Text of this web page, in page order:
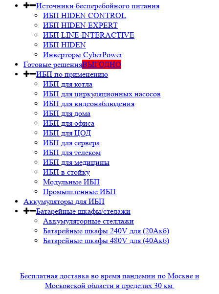
Источники бесперебойного питания
ИБП HIDEN CONTROL
ИБП HIDEN EXPERT
ИБП LINE-INTERACTIVE
ИБП HIDEN
Инверторы CyberPower
Готовые решенияВЫГОДНО
ИБП по применению
ИБП для котла
ИБП для циркуляционных насосов
ИБП для видеонаблюдения
ИБП для дома
ИБП для офиса
ИБП для ЦОД
ИБП для сервера
ИБП для телеком
ИБП для медицины
ИБП в стойку
Модульные ИБП
Промышленные ИБП
Аккумуляторы для ИБП
Батарейные шкафы/стелажи
Аккумуляторные стеллажи
Батарейные шкафы 240V для (20Акб)
Батарейные шкафы 480V для (40Акб)
Бесплатная доставка во время пандемии по Москве и
Московской области в пределах 30 км.